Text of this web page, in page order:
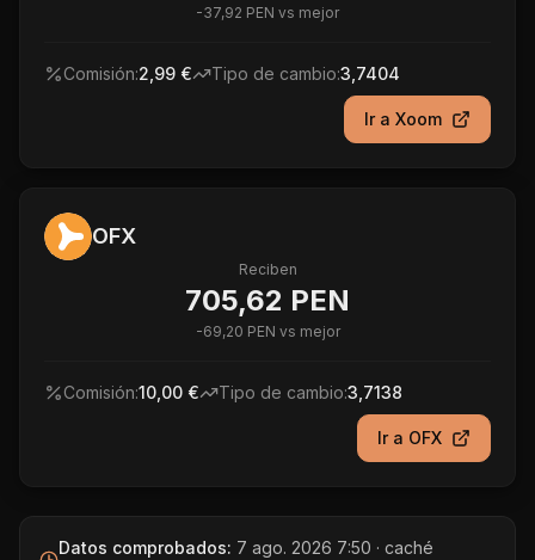
-37,92 PEN vs mejor
Comisión:2,99 € Tipo de cambio:3,7404
Ir a Xoom
OFX
Reciben
705,62 PEN
-69,20 PEN vs mejor
Comisión:10,00 € Tipo de cambio:3,7138
Ir a OFX
Datos comprobados: 7 ago. 2026 7:50 · caché